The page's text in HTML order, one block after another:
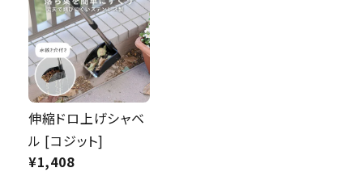
伸縮ドロ上げシャベ
ル [コジット]
¥1,408